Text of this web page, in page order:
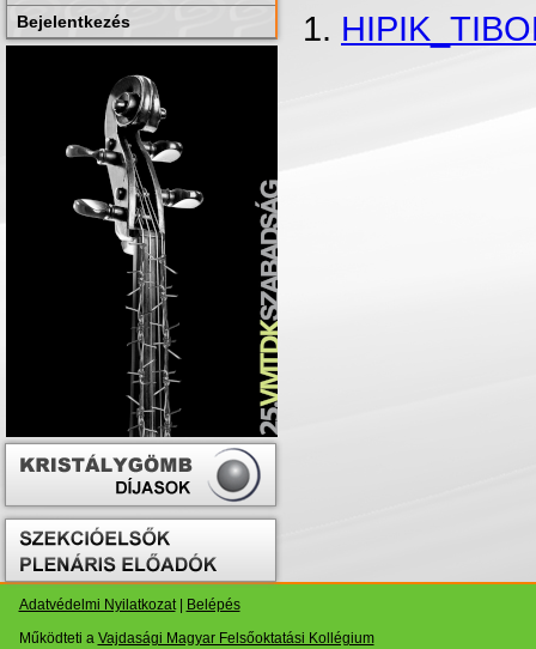
Bejelentkezés
Adatvédelmi Nyilatkozat|
Belépés
Működteti a Vajdasági Magyar Felsőoktatási Kollégium